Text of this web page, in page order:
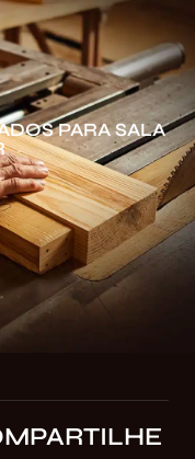
PARA SALA